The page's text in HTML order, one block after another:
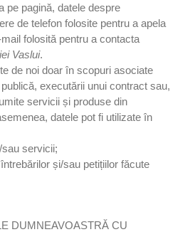
pe pagină, datele despre
de telefon folosite pentru a apela
folosită pentru a contacta
Vaslui.
de noi doar în scopuri asociate
executării unui contract sau,
servicii și produse din
datele pot fi utilizate în
servicii;
și/sau petițiilor făcute
DUMNEAVOASTRĂ CU